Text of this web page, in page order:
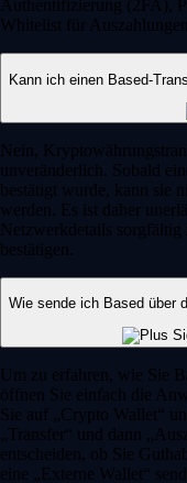
Authentifizierung (2FA),
Whitelist für Auszahlungen.
Kann ich einen Based-
Nein,
unveränderlich. Sobald
bestätigt wurde, kann sie
werden. Es ist daher
Netzwerkdetails
bestätigen.
Wie sende ich Based über
Um zu erfahren, wie Sie
öffnen Sie einfach die
Sie auf „Crypto Wallet“
„Transfer“ und dann
entscheiden, ob Sie
eine „Externe Wallet“